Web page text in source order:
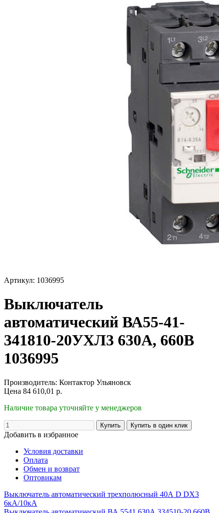
Артикул: 1036995
Выключатель
автоматический ВА55-41-
341810-20УХЛ3 630А, 660В
1036995
Производитель: Контактор Ульяновск
Цена 84 610,01 р.
Наличие товара уточняйте у менеджеров
Добавить в избранное
Условия доставки
Оплата
Обмен и возврат
Оптовикам
Выключатель автоматический трехполюсный 40А D DX3
6кA/10кA